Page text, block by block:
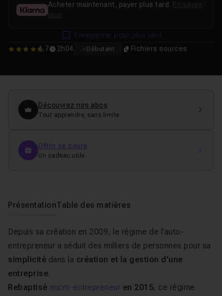
4.7142857142857
4,7 2h04 Débutant Fichiers sources
Acheter maintenant, payer plus tard.
plus
Enregistrer pour plus tard
Découvrez nos abos
Tout apprendre, sans limite
Offrir ce cours
Un cadeau utile.
PrésentationTable des matières
Depuis sa création en 2009, le régime de l'auto-
entrepreneur a séduit des milliers de personnes pour sa
simplicité dans la création et la gestion d'une
entreprise.
Rebaptisé micro-entrepreneur en 2015, ce régime